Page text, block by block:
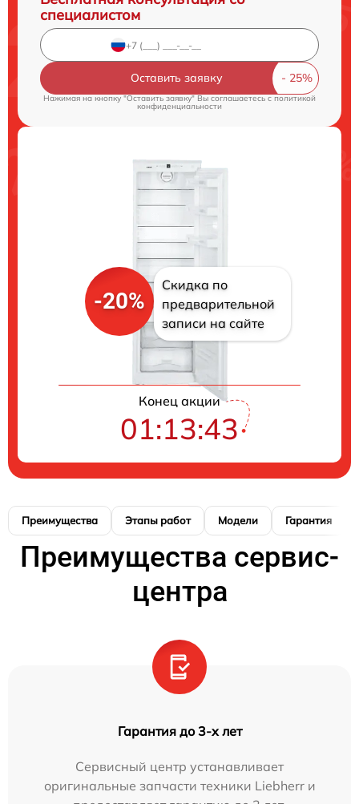
специалистом
Оставить заявку
Нажимая на кнопку "Оставить заявку" Вы соглашаетесь cполитикой
конфиденциальности
-20%
Скидка по
предварительной
записи на сайте
Конец акции
01:13:42
Преимущества Этапы работ Модели Гарантия
Преимущества сервис-
центра
Гарантия до 3-х лет
Сервисный центр устанавливает
оригинальные запчасти техники Liebherr и